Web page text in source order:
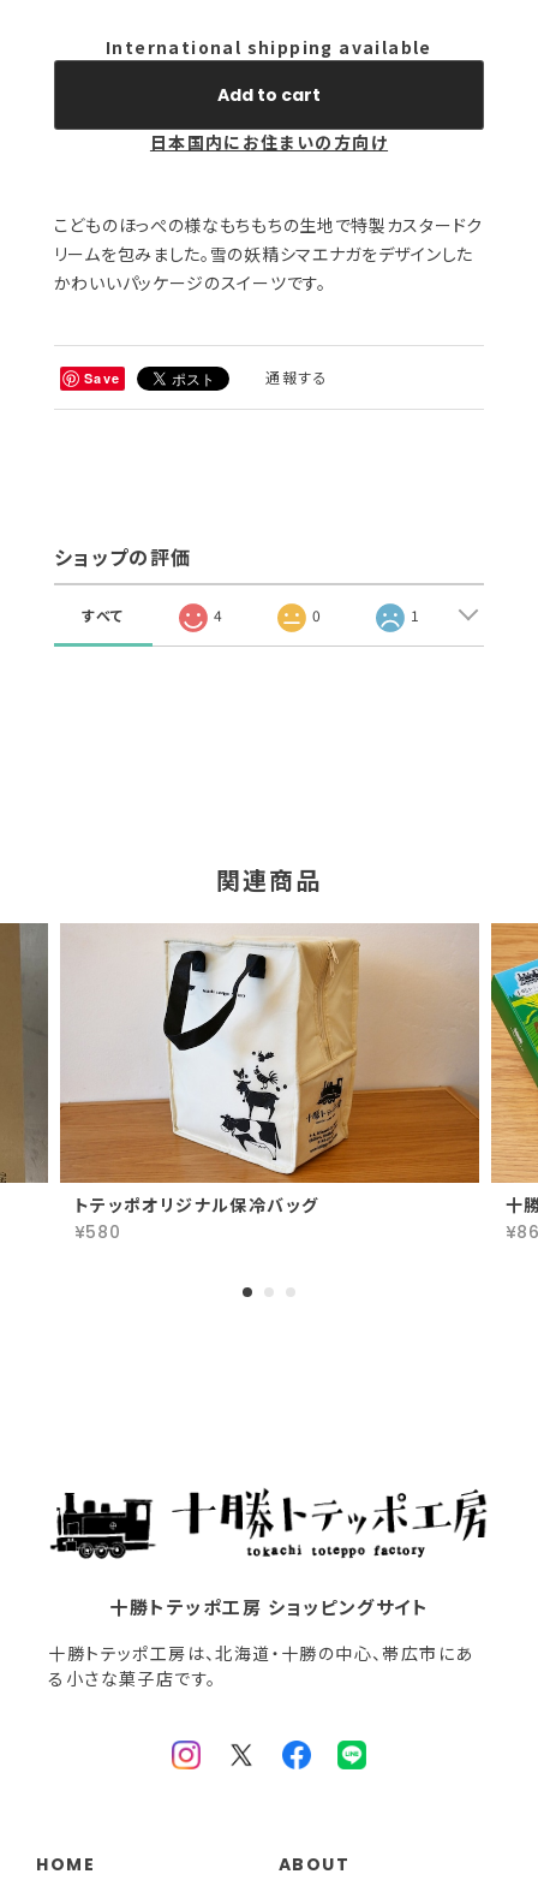
International shipping available
Add to cart
日本国内にお住まいの方向け
こどものほっぺの様なもちもちの生地で特製カスタードク
リームを包みました。雪の妖精シマエナガをデザインした
かわいいパッケージのスイーツです。
Save 通報する
ショップの評価
すべて 4 0 1
関連商品
トテッポオリジナル保冷バッグ
¥580
十
十勝トテッポ工房 ショッピングサイト
十勝トテッポ工房は、北海道・十勝の中心、帯広市にあ
る小さな菓子店です。
HOME ABOUT